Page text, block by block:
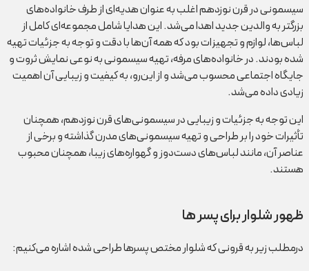
سیسمونی در قرن نوزدهم اغلب به عنوان هدیه‌ای از طرف خانواده‌های
بزرگتر به والدین جدید اهدا می‌شد. این هدایا شامل مجموعه‌ای کامل از
لباس‌ها، لوازم و تجهیزات بود که همه آن‌ها با دقت و توجه به جزئیات تهیه
شده بودند. در خانواده‌های مرفه، تهیه سیسمونی به نوعی نمایش ثروت و
جایگاه اجتماعی محسوب می‌شد و از این‌رو، به کیفیت و زیبایی آن اهمیت
زیادی داده می‌شد.
این توجه به جزئیات و زیبایی در سیسمونی‌های قرن نوزدهم، همچنان
تأثیرات خود را بر طراحی و تهیه سیسمونی‌های مدرن گذاشته و برخی از
عناصر آن، مانند لباس‌های دست‌دوز و گهواره‌های زیبا، همچنان محبوب
هستند.
ظهور شلوار برای پسر ها
درمطلب زیر به قرونی که شلوار مختص پسرها طراحی شده اشاره می‌کنیم: